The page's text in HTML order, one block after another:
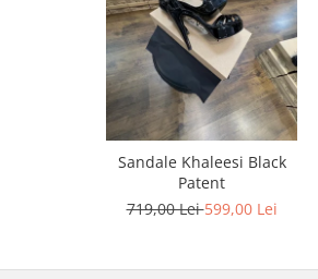
Sandale Khaleesi Black
Patent
719,00 Lei599,00 Lei